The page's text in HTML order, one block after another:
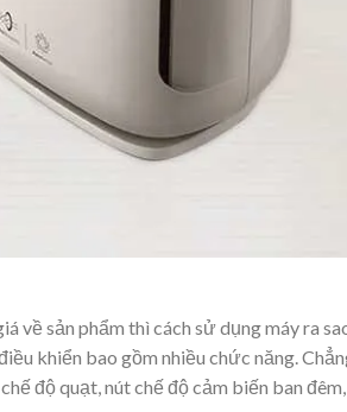
về sản phẩm thì cách sử dụng máy ra
khiển bao gồm nhiều chức năng.
độ quạt, nút chế độ cảm biến ban đêm,